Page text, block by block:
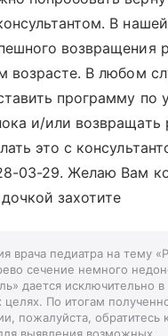
В
возвращения
возрасте. В любом
программу по
и/или возвращать
это с
03-29. Желаю Вам
захотите
врача педиатра на тему
сечение немного
дается исключительно в
целях. По итогам
пожалуйста, обратитесь